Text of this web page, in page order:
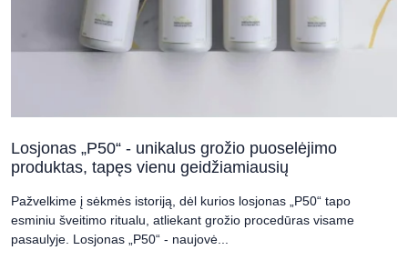
Losjonas „P50“ - unikalus grožio puoselėjimo
produktas, tapęs vienu geidžiamiausių
Pažvelkime į sėkmės istoriją, dėl kurios losjonas „P50“ tapo
esminiu šveitimo ritualu, atliekant grožio procedūras visame
pasaulyje. Losjonas „P50“ - naujovė...